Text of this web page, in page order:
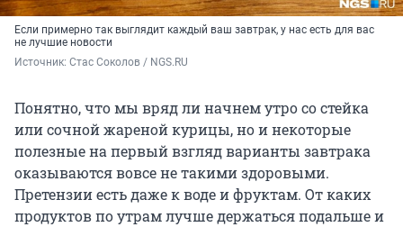
Если примерно так выглядит каждый ваш завтрак, у нас есть для вас
не лучшие новости
Источник: Стас Соколов / NGS.RU
Понятно, что мы вряд ли начнем утро со стейка
или сочной жареной курицы, но и некоторые
полезные на первый взгляд варианты завтрака
оказываются вовсе не такими здоровыми.
Претензии есть даже к воде и фруктам. От каких
продуктов по утрам лучше держаться подальше и